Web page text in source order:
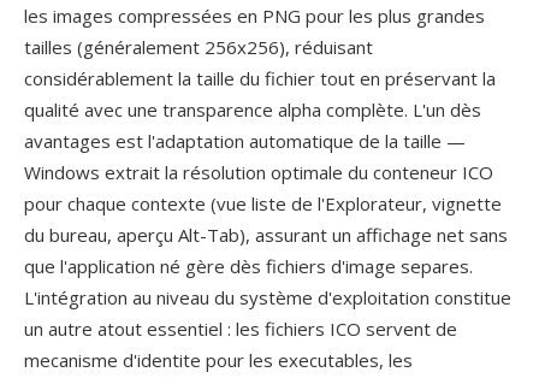
les images compressées en PNG pour les plus grandes
tailles (généralement 256x256), réduisant
considérablement la taille du fichier tout en préservant la
qualité avec une transparence alpha complète. L'un dès
avantages est l'adaptation automatique de la taille —
Windows extrait la résolution optimale du conteneur ICO
pour chaque contexte (vue liste de l'Explorateur, vignette
du bureau, aperçu Alt-Tab), assurant un affichage net sans
que l'application né gère dès fichiers d'image separes.
L'intégration au niveau du système d'exploitation constitue
un autre atout essentiel : les fichiers ICO servent de
mecanisme d'identite pour les executables, les